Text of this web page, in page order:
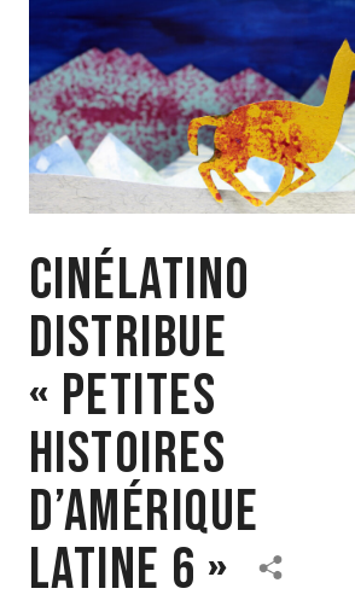
Cinélatino
distribue
« Petites
histoires
d’Amérique
latine 6 »